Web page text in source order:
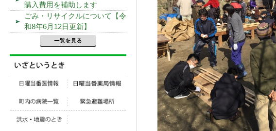
購入費用を補助します
ごみ・リサイクルについて【令
和8年6月12日更新】